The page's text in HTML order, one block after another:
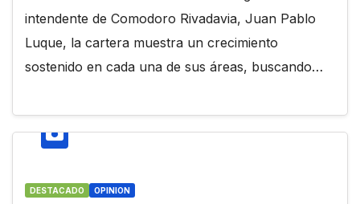
intendente de Comodoro Rivadavia, Juan Pablo
Luque, la cartera muestra un crecimiento
sostenido en cada una de sus áreas, buscando…
DESTACADO OPINION